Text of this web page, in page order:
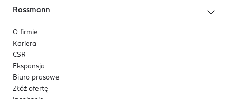
Rossmann
O firmie
Kariera
CSR
Ekspansja
Biuro prasowe
Złóż ofertę